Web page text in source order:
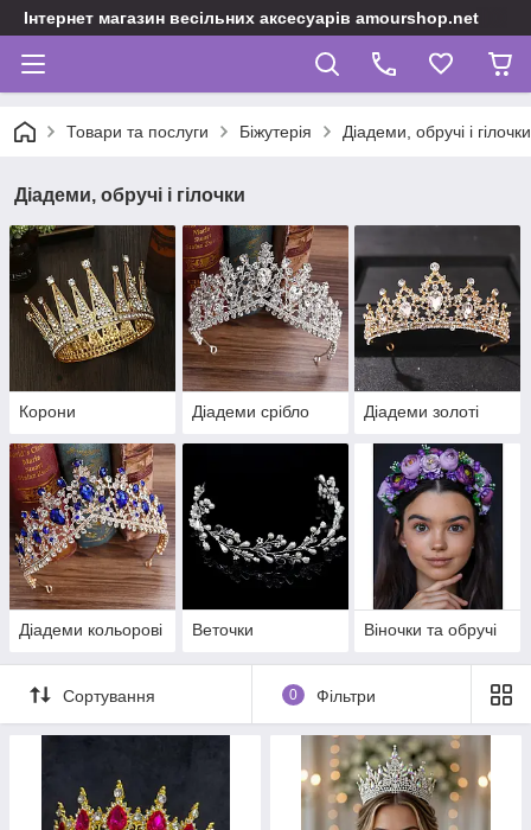
Інтернет магазин весільних аксесуарів amourshop.net
Товари та послуги Біжутерія Діадеми, обручі і гілочки
Діадеми, обручі і гілочки
Корони Діадеми срібло Діадеми золоті
Діадеми кольорові Веточки Віночки та обручі
Сортування 0 Фільтри